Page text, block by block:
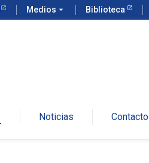
Medios arrow_drop_down Biblioteca
Noticias Contacto